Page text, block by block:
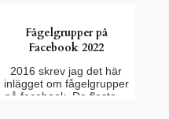
Fågelgrupper på
Facebook 2022
2016 skrev jag det här
inlägget om fågelgrupper
på facebook. De flesta…